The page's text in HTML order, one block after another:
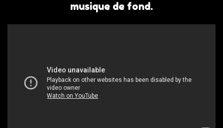
musique de fond.